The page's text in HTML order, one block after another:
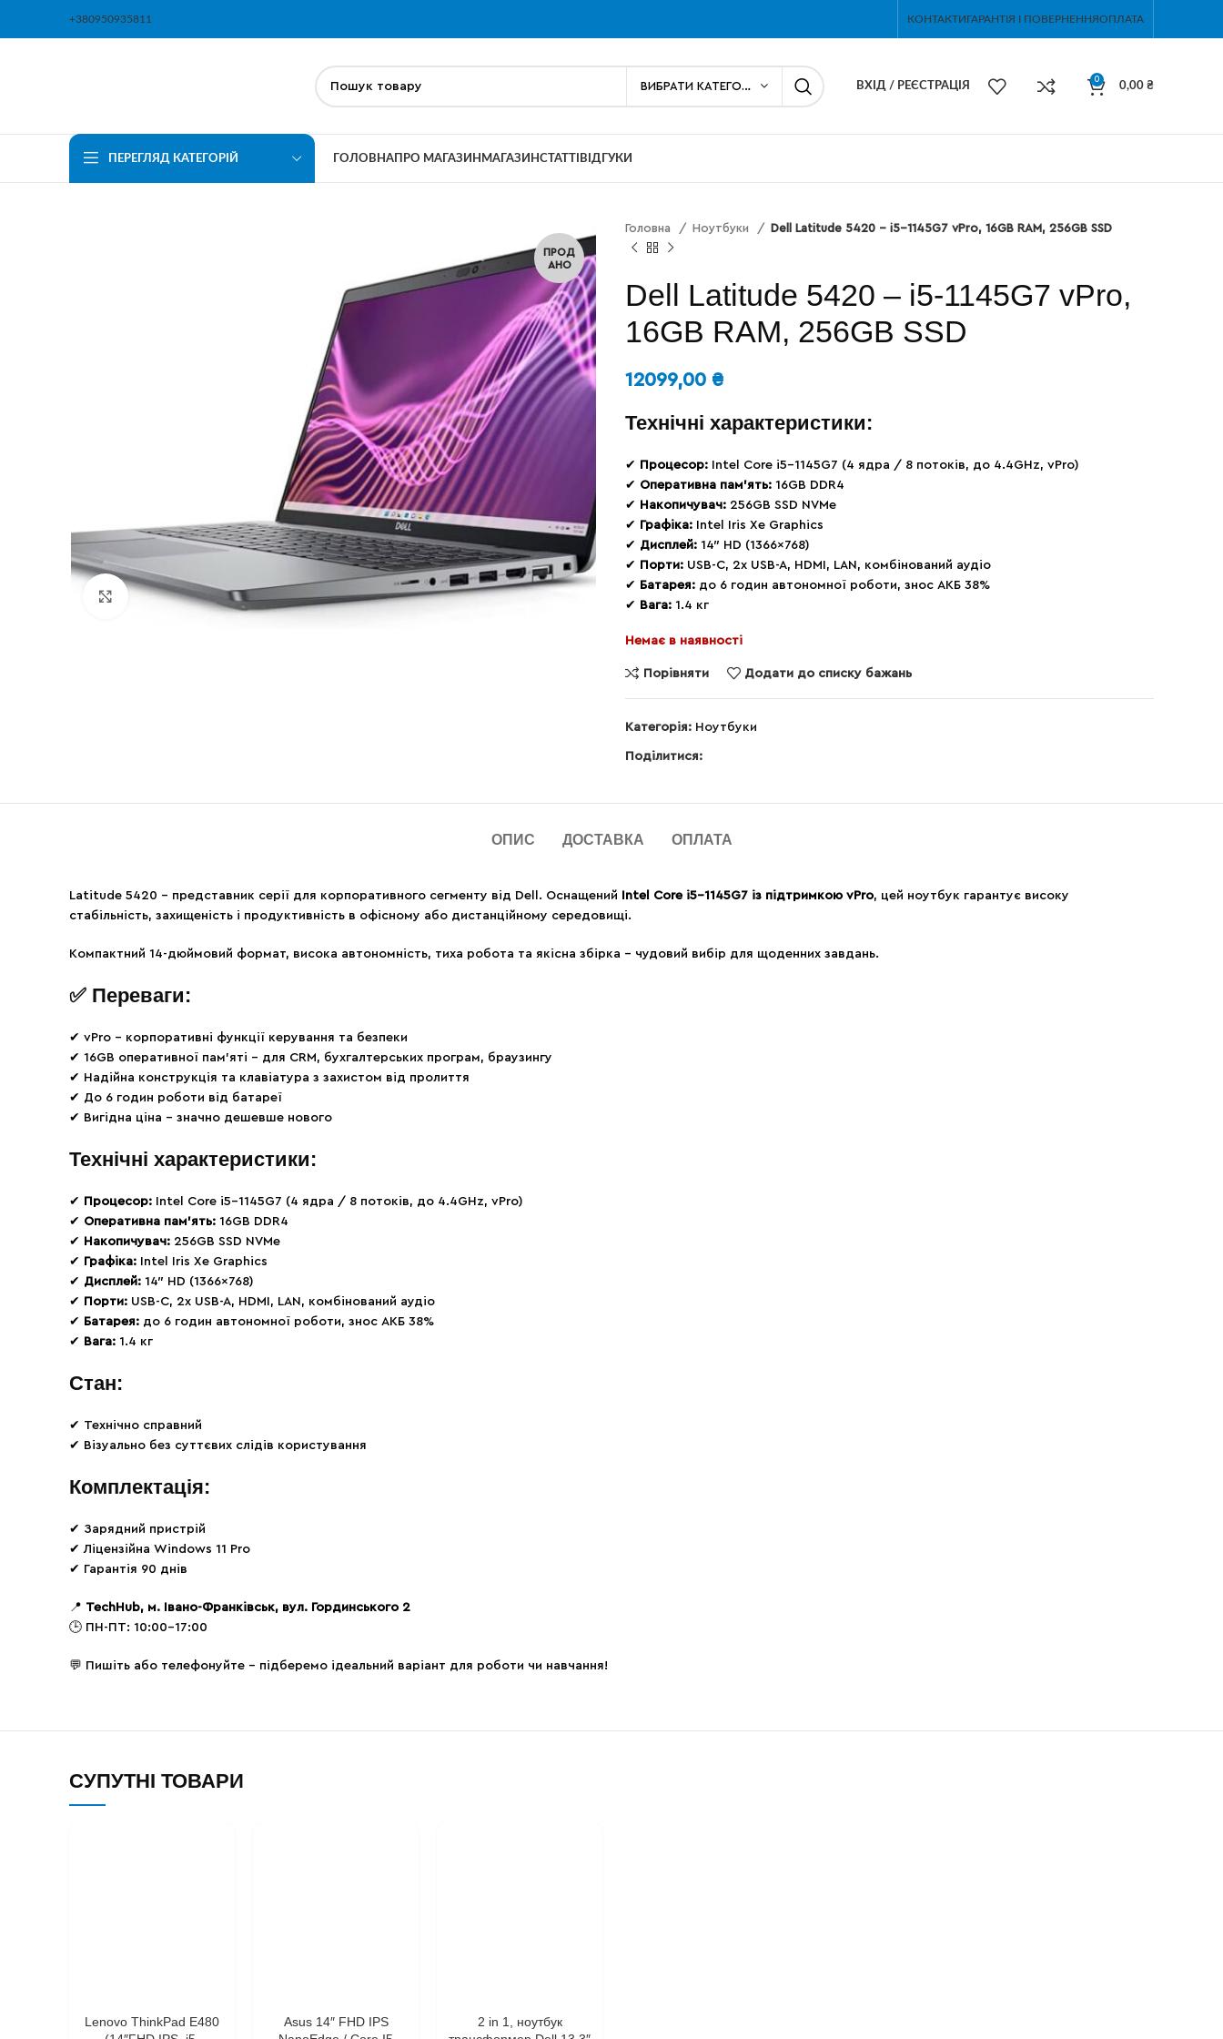
+380950935811 КОНТАКТИГАРАНТІЯ І ПОВЕРНЕННЯОПЛАТА
ВХІД / РЕЄСТРАЦІЯ
0
0,00 ₴
ПЕРЕГЛЯД КАТЕГОРІЙ ГОЛОВНА ПРО МАГАЗИН МАГАЗИНСТАТТІ ВІДГУКИ
ПРОД
АНО
Натисни щоб збільшити
Головна Ноутбуки Dell Latitude 5420 – i5-1145G7 vPro, 16GB RAM, 256GB SSD
Dell Latitude 5420 – i5-1145G7 vPro,
16GB RAM, 256GB SSD
12099,00 ₴
Технічні характеристики:
✔ Процесор: Intel Core i5-1145G7 (4 ядра / 8 потоків, до 4.4GHz, vPro)
✔ Оперативна пам’ять: 16GB DDR4
✔
Накопичувач: 256GB SSD NVMe
✔
Графіка: Intel Iris Xe Graphics
✔ Дисплей: 14″ HD (1366×768)
✔
Порти: USB-C, 2x USB-A, HDMI, LAN, комбінований аудіо
✔
Батарея: до 6 годин автономної роботи, знос АКБ 38%
✔
Вага: 1.4 кг
Немає в наявності
Порівняти Додати до списку бажань
Категорія: Ноутбуки
Поділитися:
ОПИС ДОСТАВКА ОПЛАТА
Latitude 5420 – представник серії для корпоративного сегменту від Dell. Оснащений Intel Core i5-1145G7 із підтримкою vPro, цей ноутбук гарантує високу
стабільність, захищеність і продуктивність в офісному або дистанційному середовищі.
Компактний 14-дюймовий формат, висока автономність, тиха робота та якісна збірка – чудовий вибір для щоденних завдань.
✅ Переваги:
✔ vPro – корпоративні функції керування та безпеки
✔ 16GB оперативної пам’яті – для CRM, бухгалтерських програм, браузингу
✔ Надійна конструкція та клавіатура з захистом від пролиття
✔ До 6 годин роботи від батареї
✔ Вигідна ціна – значно дешевше нового
Технічні характеристики:
✔ Процесор: Intel Core i5-1145G7 (4 ядра / 8 потоків, до 4.4GHz, vPro)
✔ Оперативна пам’ять: 16GB DDR4
✔
Накопичувач: 256GB SSD NVMe
✔
Графіка: Intel Iris Xe Graphics
✔ Дисплей: 14″ HD (1366×768)
✔
Порти: USB-C, 2x USB-A, HDMI, LAN, комбінований аудіо
✔
Батарея: до 6 годин автономної роботи, знос АКБ 38%
✔
Вага: 1.4 кг
Стан:
✔ Технічно справний
✔ Візуально без суттєвих слідів користування
Комплектація:
✔ Зарядний пристрій
✔ Ліцензійна Windows 11 Pro
✔ Гарантія 90 днів
📍 TechHub, м. Івано-Франківськ, вул. Гординського 2
🕒 ПН-ПТ: 10:00–17:00
💬 Пишіть або телефонуйте – підберемо ідеальний варіант для роботи чи навчання!
СУПУТНІ ТОВАРИ
Lenovo ThinkPad E480
Asus 14″ FHD IPS
2 in 1, ноутбук